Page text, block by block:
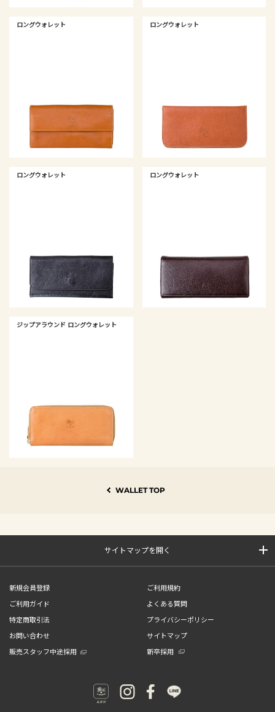
ロングウォレット ロングウォレット
ロングウォレット ロングウォレット
ジップアラウンド ロングウォレット
WALLET TOP
サイトマップを開く
新規会員登録
ご利用規約
ご利用ガイド
よくある質問
特定商取引法
プライバシーポリシー
お問い合わせ
サイトマップ
販売スタッフ中途採用
新卒採用